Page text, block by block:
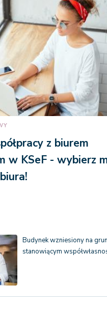
z biurem
w KSeF - wybierz
Budynek wzniesiony na
stanowiącym